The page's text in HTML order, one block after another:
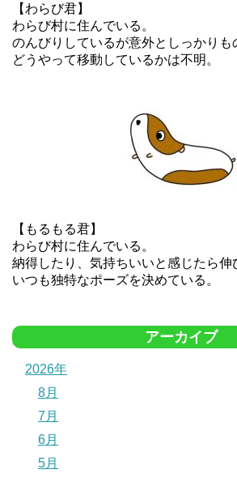
【わらび君】
わらび村に住んでいる。
のんびりしているが意外としっかりも
どうやって移動しているかは不明。
【もるもる君】
わらび村に住んでいる。
納得したり、気持ちいいと感じたら伸
いつも独特なポーズを決めている。
アーカイブ
2026年
8月
7月
6月
5月